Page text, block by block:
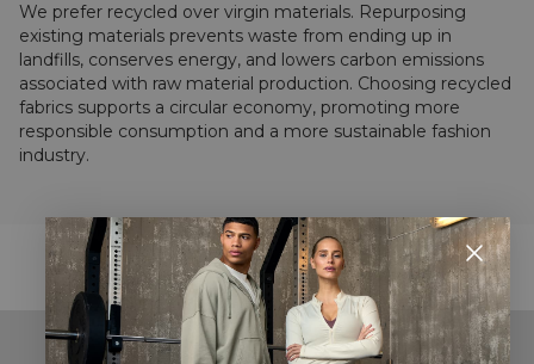
We prefer recycled over virgin materials. Repurposing
existing materials prevents waste from ending up in
landfills, conserves energy, and lowers carbon emissions
associated with raw material production. Choosing recycled
fabrics supports a circular economy, promoting more
responsible consumption and a more sustainable fashion
industry.
STYLE WITH